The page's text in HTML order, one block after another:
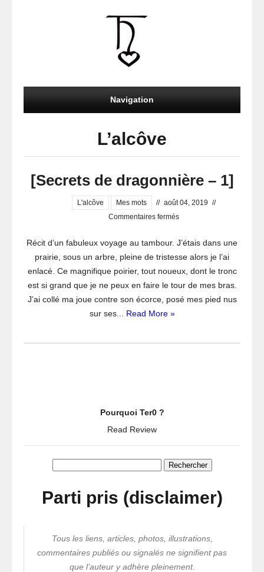
Navigation
L’alcôve
[Secrets de dragonnière – 1]
L'alcôve Mes mots // août 04, 2019 //
Commentaires ferméssur
de
dragonnière
–
1]
Récit d’un fabuleux voyage au tambour. J’étais dans une
prairie, sous un arbre, pleine de tristesse alors je l’ai
enlacé. Ce magnifique poirier, tout noueux, dont le tronc
est si grand que je ne peux en faire le tour de mes bras.
J’ai collé ma joue contre son écorce, posé mes pied nus
sur ses... Read More »
Pourquoi Ter0 ?
Read Review
Rechercher :
Parti pris (disclaimer)
Tous les liens, articles, photos, illustrations,
commentaires publiés ou signalés ne signifient pas
que l’auteur y adhère pleinement.